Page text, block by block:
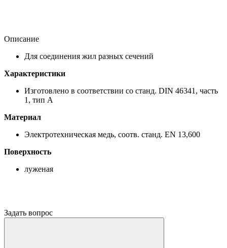
Описание
Для соединения жил разных сечений
Характеристики
Изготовлено в соответствии со станд. DIN 46341, часть
1, тип А
Материал
Электротехническая медь, соотв. станд. EN 13,600
Поверхность
луженая
Задать вопрос